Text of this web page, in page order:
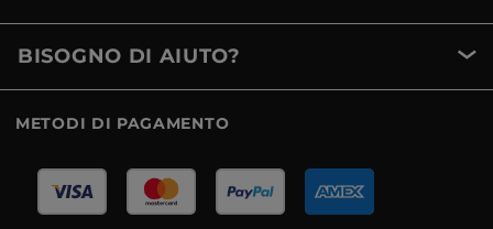
BISOGNO DI AIUTO?
METODI DI PAGAMENTO